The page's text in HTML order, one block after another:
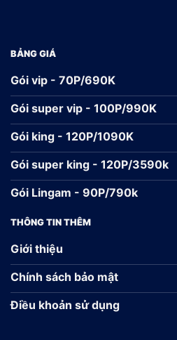
BẢNG GIÁ
Gói vip - 70P/690K
Gói super vip - 100P/990K
Gói king - 120P/1090K
Gói super king - 120P/3590k
Gói Lingam - 90P/790k
THÔNG TIN THÊM
Giới thiệu
Chính sách bảo mật
Điều khoản sử dụng